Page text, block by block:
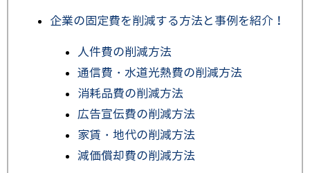
企業の固定費を削減する方法と事例を紹介！
人件費の削減方法
通信費・水道光熱費の削減方法
消耗品費の削減方法
広告宣伝費の削減方法
家賃・地代の削減方法
減価償却費の削減方法